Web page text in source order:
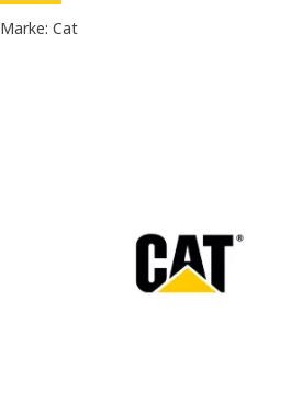
Marke: Cat